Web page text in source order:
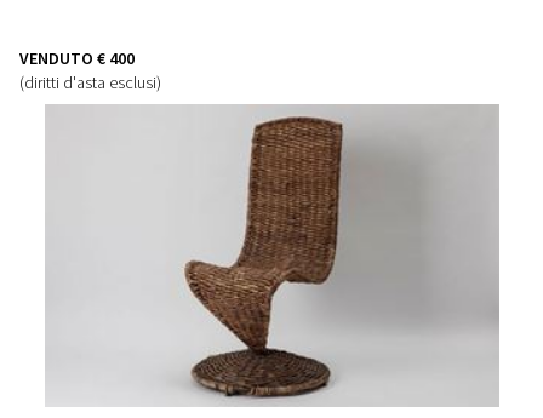
VENDUTO € 400
(diritti d'asta esclusi)